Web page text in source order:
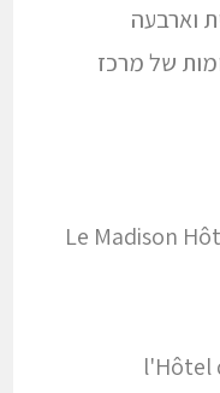
וארבעה
של מרכז
Le Madison
l'Hôtel